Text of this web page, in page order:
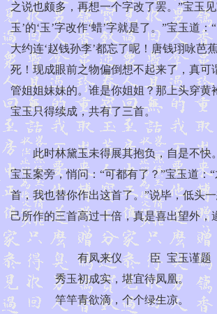
之说也颇多，再想一个字改了罢。”宝玉
玉’的‘玉’字改作‘蜡’字就是了。”宝玉道
大约连‘赵钱孙李’都忘了呢！唐钱珝咏芭
死！现成眼前之物偏倒想不起来了，真可
管姐姐妹妹的。谁是你姐姐？那上头穿
宝玉只得续成，共有了三首。
此时林黛玉未得展其抱负，自是不快。
宝玉案旁，悄问：“可都有了？”宝玉道：
首，我也替你作出这首了。”说毕，低头
己所作的三首高过十倍，真是喜出望外，
有凤来仪 臣 宝玉谨题
秀玉初成实，堪宜待凤凰。
竿竿青欲滴，个个绿生凉。